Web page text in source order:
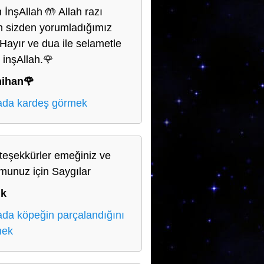
İnşAllah 🤲 Allah razı
sizden yorumladığımız
ve dua ile selametle
inşAllah.🌹
kardeş görmek
emeğiniz ve
için Saygılar
köpeğin parçalandığını